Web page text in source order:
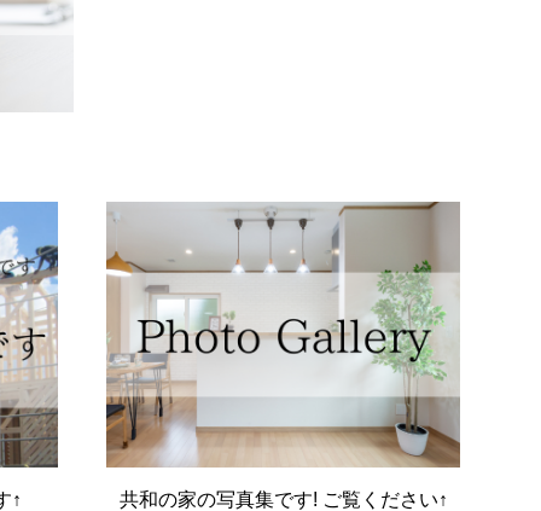
↑ 共和の家の写真集です! ご覧ください↑